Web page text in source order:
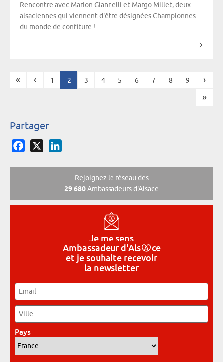
Rencontre avec Marion Giannelli et Margo Millet, deux
alsaciennes qui viennent d'être désignées Championnes
du monde de confiture ! ...
« ‹ 1 2 3 4 5 6 7 8 9
›
»
Partager
Facebook
Rejoignez le réseau des
29 680Ambassadeurs d'Alsace
Je me sens
Ambassadeurd'Als
ce
et je souhaite recevoir
la newsletter
Email
Ville
Pays